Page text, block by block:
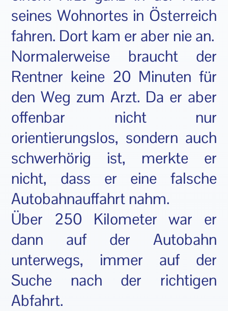
seines Wohnortes in Österreich
fahren. Dort kam er aber nie an.
Normalerweise braucht der
Rentner keine 20 Minuten für
den Weg zum Arzt. Da er aber
offenbar nicht nur
orientierungslos, sondern auch
schwerhörig ist, merkte er
nicht, dass er eine falsche
Autobahnauffahrt nahm.
Über 250 Kilometer war er
dann auf der Autobahn
unterwegs, immer auf der
Suche nach der richtigen
Abfahrt.